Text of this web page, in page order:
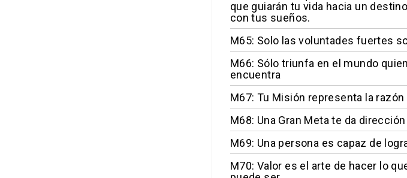
que guiarán tu vida hacia un
con tus sueños.
M65: Solo las voluntades fuertes
M66: Sólo triunfa en el mundo
encuentra
M67: Tu Misión representa la
M68: Una Gran Meta te da
M69: Una persona es capaz de
M70: Valor es el arte de hacer lo